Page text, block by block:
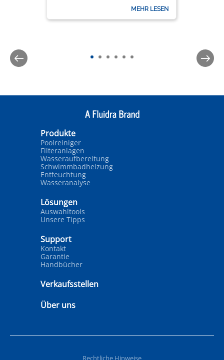
MEHR LESEN
Produkte
Poolreiniger
Filteranlagen
Wasseraufbereitung
Schwimmbadheizung
Entfeuchtung
Wasseranalyse
Lösungen
Auswahltools
Unsere Tipps
Support
Kontakt
Garantie
Handbücher
Verkaufsstellen
Über uns
Rechtliche Hinweise